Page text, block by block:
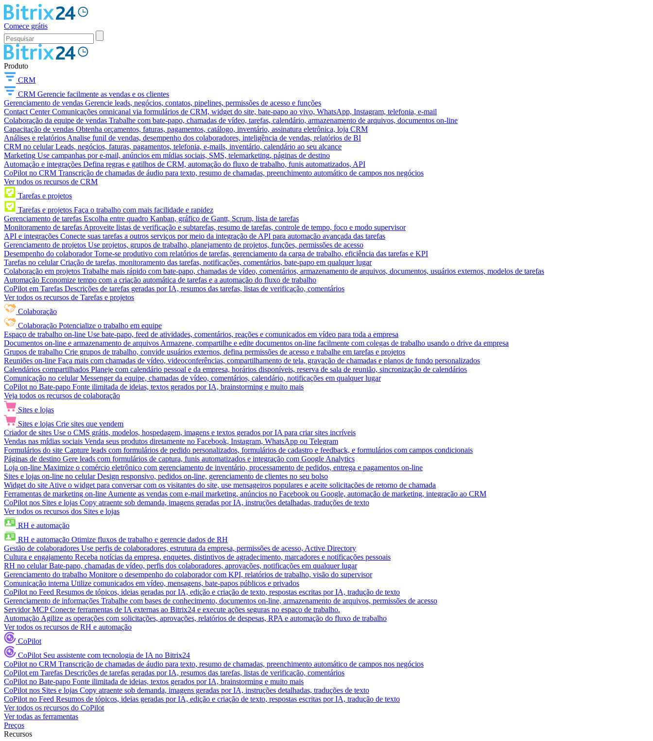
Comece grátis
Produto
CRM
CRM Gerencie facilmente as vendas e os clientes
Gerenciamento de vendas Gerencie leads, negócios, contatos, pipelines, permissões de acesso e funções
Contact Center Comunicações omnicanal via formulários de CRM, widget do site, bate-papo ao vivo, WhatsApp, Instagram, telefonia, e-mail
Colaboração da equipe de vendas Trabalhe com bate-papo, chamadas de vídeo, tarefas, calendário, armazenamento de arquivos, documentos on-line
Capacitação de vendas Obtenha orçamentos, faturas, pagamentos, catálogo, inventário, assinatura eletrônica, loja CRM
Análises e relatórios Analise funil de vendas, desempenho dos colaboradores, inteligência de vendas, relatórios de BI
CRM no celular Leads, negócios, faturas, pagamentos, telefonia, e-mails, inventário, calendário ao seu alcance
Marketing Use campanhas por e-mail, anúncios em mídias sociais, SMS, telemarketing, páginas de destino
Automação e integrações Defina regras e gatilhos de CRM, automação do fluxo de trabalho, funis automatizados, API
CoPilot no CRM Transcrição de chamadas de áudio para texto, resumo de chamadas, preenchimento automático de campos nos negócios
Ver todos os recursos de CRM
Tarefas e projetos
Tarefas e projetos Faça o trabalho com mais facilidade e rapidez
Gerenciamento de tarefas Escolha entre quadro Kanban, gráfico de Gantt, Scrum, lista de tarefas
Monitoramento de tarefas Aproveite listas de verificação e subtarefas, resumo de tarefas, controle de tempo, foco e modo supervisor
API e integrações Conecte suas tarefas a outros serviços por meio da integração de API para automação avançada das tarefas
Gerenciamento de projetos Use projetos, grupos de trabalho, planejamento de projetos, funções, permissões de acesso
Desempenho do colaborador Torne-se produtivo com relatórios de tarefas, gerenciamento da carga de trabalho, eficiência das tarefas e KPI
Tarefas no celular Criação de tarefas, monitoramento das tarefas, notificações, comentários, bate-papo em qualquer lugar
Colaboração em projetos Trabalhe mais rápido com bate-papo, chamadas de vídeo, comentários, armazenamento de arquivos, documentos, usuários externos, modelos de tarefas
Automação Economize tempo com a criação automática de tarefas e a automação do fluxo de trabalho
CoPilot em Tarefas Descrições de tarefas geradas por IA, resumos das tarefas, listas de verificação, comentários
Ver todos os recursos de Tarefas e projetos
Colaboração
Colaboração Potencialize o trabalho em equipe
Espaço de trabalho on-line Use bate-papo, feed de atividades, comentários, reações e comunicados em vídeo para toda a empresa
Documentos on-line e armazenamento de arquivos Armazene, compartilhe e edite documentos on-line facilmente com colegas de trabalho usando o drive da empresa
Grupos de trabalho Crie grupos de trabalho, convide usuários externos, defina permissões de acesso e trabalhe em tarefas e projetos
Reuniões on-line Faça mais com chamadas de vídeo, videoconferências, compartilhamento de tela, gravação de chamadas e planos de fundo personalizados
Calendários compartilhados Planeje com calendário pessoal e da empresa, horários disponíveis, reserva de sala de reunião, sincronização de calendários
Comunicação no celular Messenger da equipe, chamadas de vídeo, comentários, calendário, notificações em qualquer lugar
CoPilot no Bate-papo Fonte ilimitada de ideias, textos gerados por IA, brainstorming e muito mais
Veja todos os recursos de colaboração
Sites e lojas
Sites e lojas Crie sites que vendem
Criador de sites Use o CMS grátis, modelos, hospedagem, imagens e textos gerados por IA para criar sites incríveis
Vendas nas mídias sociais Venda seus produtos diretamente no Facebook, Instagram, WhatsApp ou Telegram
Formulários do site Capture leads com formulários de pedido personalizados, formulários de cadastro e feedback, e formulários com campos condicionais
Páginas de destino Gere leads com formulários de captura, funis automatizados e integração com Google Analytics
Loja on-line Maximize o comércio eletrônico com gerenciamento de inventário, processamento de pedidos, entrega e pagamentos on-line
Sites e lojas on-line no celular Design responsivo, pedidos on-line, gerenciamento de clientes no seu bolso
Widget do site Ative o widget para conversar com os visitantes do site, use mensageiros populares e aceite solicitações de retorno de chamada
Ferramentas de marketing on-line Aumente as vendas com e-mail marketing, anúncios no Facebook ou Google, automação de marketing, integração ao CRM
CoPilot nos Sites e lojas Copy atraente sob demanda, imagens geradas por IA, instruções detalhadas, traduções de texto
Ver todos os recursos dos Sites e lojas
RH e automação
RH e automação Otimize fluxos de trabalho e gerencie dados de RH
Gestão de colaboradores Use perfis de colaboradores, estrutura da empresa, permissões de acesso, Active Directory
Cultura e engajamento Receba notícias da empresa, enquetes, distintivos de agradecimento, marcadores e notificações pessoais
RH no celular Bate-papo, chamadas de vídeo, perfis dos colaboradores, aprovações, notificações em qualquer lugar
Gerenciamento do trabalho Monitore o desempenho do colaborador com KPI, relatórios de trabalho, visão do supervisor
Comunicação interna Utilize comunicados em vídeo, mensagens, bate-papos públicos e privados
CoPilot no Feed Resumos de tópicos, ideias geradas por IA, edição e criação de texto, respostas escritas por IA, tradução de texto
Gerenciamento de informações Trabalhe com bases de conhecimento, documentos on-line, armazenamento de arquivos, permissões de acesso
Servidor MCP Conecte ferramentas de IA externas ao Bitrix24 e execute ações seguras no espaço de trabalho.
Automação Agilize as operações com solicitações, aprovações, relatórios de despesas, RPA e automação do fluxo de trabalho
Ver todos os recursos de RH e automação
CoPilot
CoPilot Seu assistente com tecnologia de IA no Bitrix24
CoPilot no CRM Transcrição de chamadas de áudio para texto, resumo de chamadas, preenchimento automático de campos nos negócios
CoPilot em Tarefas Descrições de tarefas geradas por IA, resumos das tarefas, listas de verificação, comentários
CoPilot no Bate-papo Fonte ilimitada de ideias, textos gerados por IA, brainstorming e muito mais
CoPilot nos Sites e lojas Copy atraente sob demanda, imagens geradas por IA, instruções detalhadas, traduções de texto
CoPilot no Feed Resumos de tópicos, ideias geradas por IA, edição e criação de texto, respostas escritas por IA, tradução de texto
Ver todos os recursos do CoPilot
Ver todas as ferramentas
Preços
Recursos